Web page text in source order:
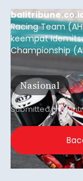
Racing Team
keempat
Championship
berlangsung di
International
Barat, pada 7–9
Nasional
Submitted by